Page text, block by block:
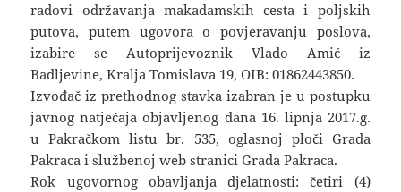
radovi održavanja makadamskih cesta i poljskih
putova, putem ugovora o povjeravanju poslova,
izabire se Autoprijevoznik Vlado Amić iz
Badljevine, Kralja Tomislava 19, OIB: 01862443850.
Izvođač iz prethodnog stavka izabran je u postupku
javnog natječaja objavljenog dana 16. lipnja 2017.g.
u Pakračkom listu br. 535, oglasnoj ploči Grada
Pakraca i službenoj web stranici Grada Pakraca.
Rok ugovornog obavljanja djelatnosti: četiri (4)